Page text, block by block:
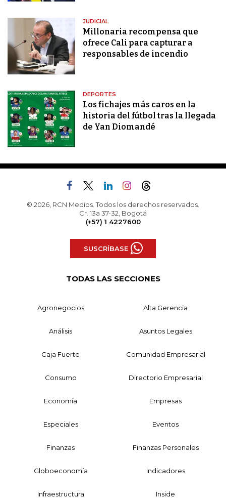
JUDICIAL
Millonaria recompensa que
ofrece Cali para capturar a
responsables de incendio
DEPORTES
Los fichajes más caros en la
historia del fútbol tras la llegada
de Yan Diomandé
© 2026, RCN Medios. Todos los derechos reservados.
Cr. 13a 37-32, Bogotá
(+57) 1 4227600
SUSCRÍBASE
TODAS LAS SECCIONES
Agronegocios Alta Gerencia
Análisis Asuntos Legales
Caja Fuerte Comunidad Empresarial
Consumo Directorio Empresarial
Economía Empresas
Especiales Eventos
Finanzas Finanzas Personales
Globoeconomía Indicadores
Infraestructura Inside